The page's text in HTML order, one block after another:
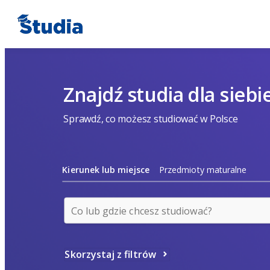
Znajdź studia dla
Sprawdź, co możesz studiować w Polsce
Kierunek lub miejsce Przedmioty maturalne
Skorzystaj z filtrów